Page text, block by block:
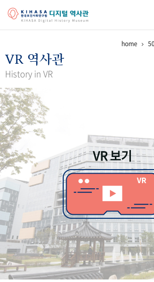
걸어온 길 기관 변천사
연구 역사
정책과 연구
간행물 변천사
기록물 아카이브
사진 아카이브 문서 기록물 행정박물
50 주년 기념
성과 50선 숫자로 보는 50년 50 +1주년
세계와 함께 한 KIHASA
VR 역사관
home 50
VR 역사관
History in VR
VR 보기